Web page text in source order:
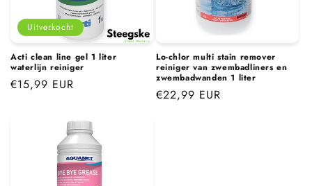
e
:
Uitverkocht
Acti clean line gel 1 liter
waterlijn reiniger
Normale
€15,99 EUR
Lo-chlor multi stain remover
reiniger van zwembadliners en
zwembadwanden 1 liter
Normale
€22,99 EUR